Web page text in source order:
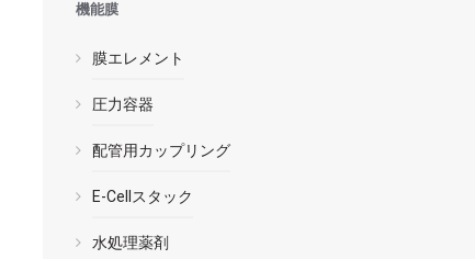
機能膜
膜エレメント
圧力容器
配管用カップリング
E-Cellスタック
水処理薬剤